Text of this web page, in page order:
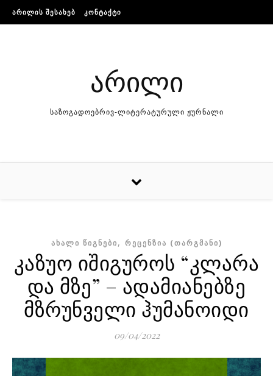
Skip to content
ᲐᲠᲘᲚᲘᲡ ᲨᲔᲡᲐᲮᲔᲑ ᲙᲝᲜᲢᲐᲥᲢᲘ
არილი
საზოგადოებრივ-ლიტერატურული ჟურნალი
ᲐᲮᲐᲚᲘ ᲬᲘᲒᲜᲔᲑᲘ, ᲠᲔᲪᲔᲜᲖᲘᲐ (ᲗᲐᲠᲒᲛᲐᲜᲘ)
კაზუო იშიგუროს “კლარა
და მზე” – ადამიანებზე
მზრუნველი ჰუმანოიდი
09/04/2022